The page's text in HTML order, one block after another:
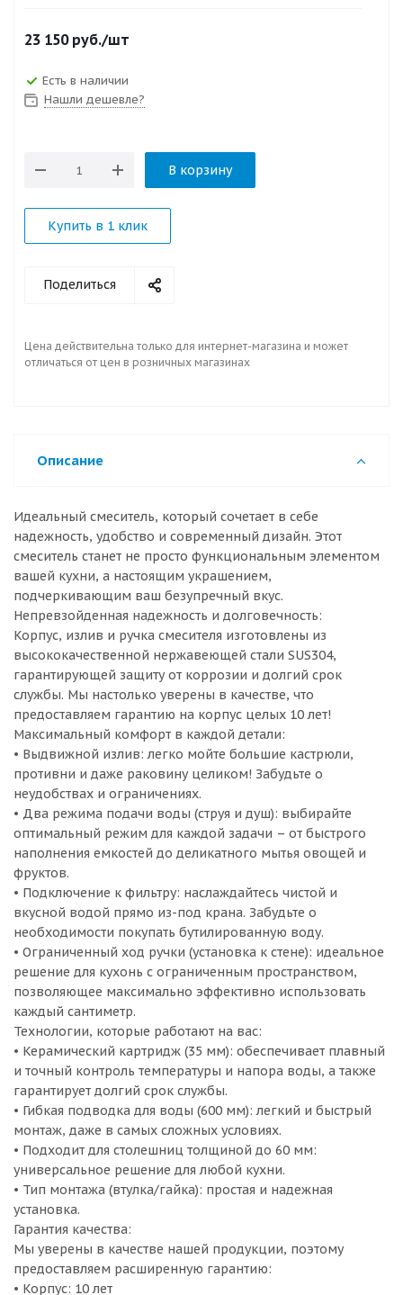
23 150руб./шт
Есть в наличии
Нашли дешевле?
В корзину
Купить в 1 клик
Поделиться
Цена действительна только для интернет-магазина и может
отличаться от цен в розничных магазинах
Описание
Идеальный смеситель, который сочетает в себе
надежность, удобство и современный дизайн. Этот
смеситель станет не просто функциональным элементом
вашей кухни, а настоящим украшением,
подчеркивающим ваш безупречный вкус.
Непревзойденная надежность и долговечность:
Корпус, излив и ручка смесителя изготовлены из
высококачественной нержавеющей стали SUS304,
гарантирующей защиту от коррозии и долгий срок
службы. Мы настолько уверены в качестве, что
предоставляем гарантию на корпус целых 10 лет!
Максимальный комфорт в каждой детали:
• Выдвижной излив: легко мойте большие кастрюли,
противни и даже раковину целиком! Забудьте о
неудобствах и ограничениях.
• Два режима подачи воды (струя и душ): выбирайте
оптимальный режим для каждой задачи – от быстрого
наполнения емкостей до деликатного мытья овощей и
фруктов.
• Подключение к фильтру: наслаждайтесь чистой и
вкусной водой прямо из-под крана. Забудьте о
необходимости покупать бутилированную воду.
• Ограниченный ход ручки (установка к стене): идеальное
решение для кухонь с ограниченным пространством,
позволяющее максимально эффективно использовать
каждый сантиметр.
Технологии, которые работают на вас:
• Керамический картридж (35 мм): обеспечивает плавный
и точный контроль температуры и напора воды, а также
гарантирует долгий срок службы.
• Гибкая подводка для воды (600 мм): легкий и быстрый
монтаж, даже в самых сложных условиях.
• Подходит для столешниц толщиной до 60 мм:
универсальное решение для любой кухни.
• Тип монтажа (втулка/гайка): простая и надежная
установка.
Гарантия качества:
Мы уверены в качестве нашей продукции, поэтому
предоставляем расширенную гарантию:
• Корпус: 10 лет